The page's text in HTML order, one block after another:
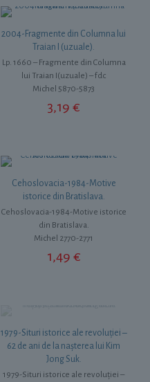
2004-Fragmente din Columna lui
Traian I (uzuale).
Lp. 1660 – Fragmente din Columna
lui Traian I(uzuale) – fdc
Michel 5870-5873
3,19€
Cehoslovacia-1984-Motive
istorice din Bratislava.
Cehoslovacia-1984-Motive istorice
din Bratislava.
Michel 2770-2771
1,49 €
1979-Situri istorice ale revoluției –
62 de ani de la nașterea lui Kim
Jong Suk.
1979-Situri istorice ale revoluției –